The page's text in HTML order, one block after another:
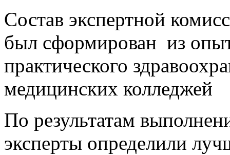
Состав экспертной
был сформирован из
практического
медицинских колледжей
По результатам
эксперты определили